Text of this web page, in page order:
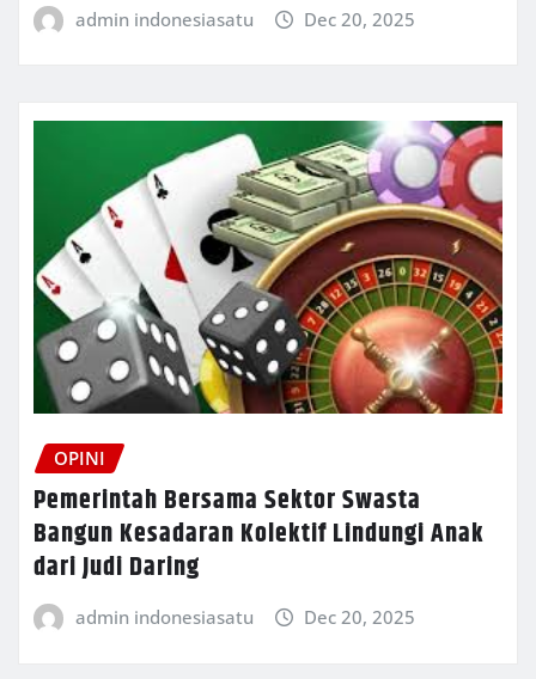
admin indonesiasatu Dec 20, 2025
OPINI
Pemerintah Bersama Sektor Swasta
Bangun Kesadaran Kolektif Lindungi Anak
dari Judi Daring
admin indonesiasatu Dec 20, 2025